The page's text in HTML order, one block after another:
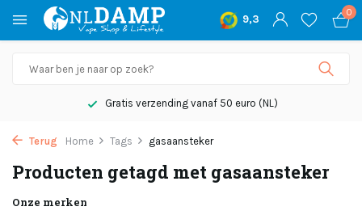
9,3
0
Gratis verzending vanaf 50 euro (NL)
Terug Home Tags gasaansteker
Producten getagd met gasaansteker
Onze merken